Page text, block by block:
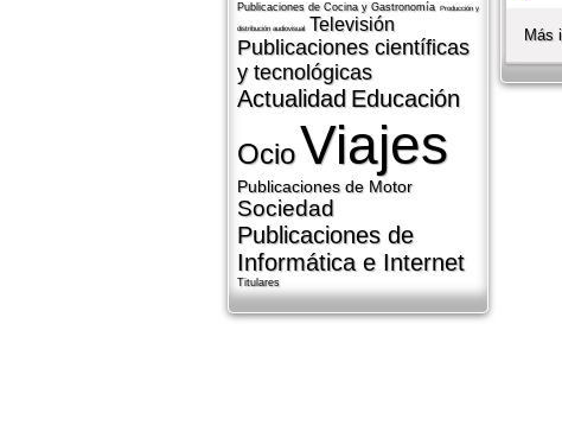
Publicaciones de Cocina y Gastronomí­a Producción y
distribución audiovisual Televisión
Publicaciones cientí­ficas
y tecnológicas
Actualidad Educación
OcioViajes
Publicaciones de Motor
Sociedad
Publicaciones de
Informática e Internet
Titulares
Más